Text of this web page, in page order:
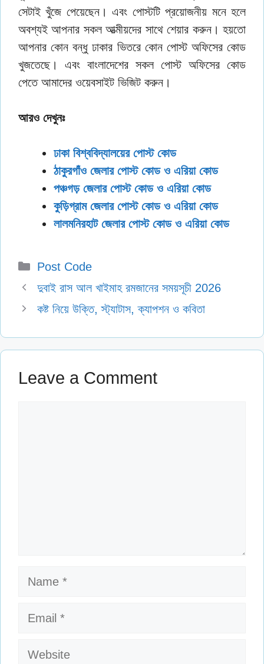
সেটাই খুঁজে পেয়েছেন। এবং পোস্টটি প্রয়োজনীয় মনে হলে
অবশ্যই আপনার সকল আত্মীয়দের সাথে শেয়ার করুন। হয়তো
আপনার কোন বন্ধু ঢাকার ভিতরে কোন পোস্ট অফিসের কোড
খুজতেছে। এবং বাংলাদেশের সকল পোস্ট অফিসের কোড
পেতে আমাদের ওয়েবসাইট ভিজিট করুন।
আরও দেখুনঃ
ঢাকা বিশ্ববিদ্যালয়ের পোস্ট কোড
ঠাকুরগাঁও জেলার পোস্ট কোড ও এরিয়া কোড
পঞ্চগড় জেলার পোস্ট কোড ও এরিয়া কোড
কুড়িগ্রাম জেলার পোস্ট কোড ও এরিয়া কোড
লালমনিরহাট জেলার পোস্ট কোড ও এরিয়া কোড
Categories
Post Code
দুবাই রাস আল খাইমাহ রমজানের সময়সূচী 2026
কষ্ট নিয়ে উক্তি, স্ট্যাটাস, ক্যাপশন ও কবিতা
Leave a Comment
Name
Email
Website